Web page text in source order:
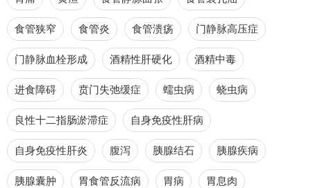
食管狭窄 食管炎 食管溃疡 门静脉高压症
门静脉血栓形成 酒精性肝硬化 酒精中毒
进食障碍 贲门失弛缓症 蠕虫病 蛲虫病
良性十二指肠淤滞症 自身免疫性肝病
自身免疫性肝炎 腹泻 胰腺结石 胰腺疾病
胰腺囊肿 胃食管反流病 胃病 胃息肉